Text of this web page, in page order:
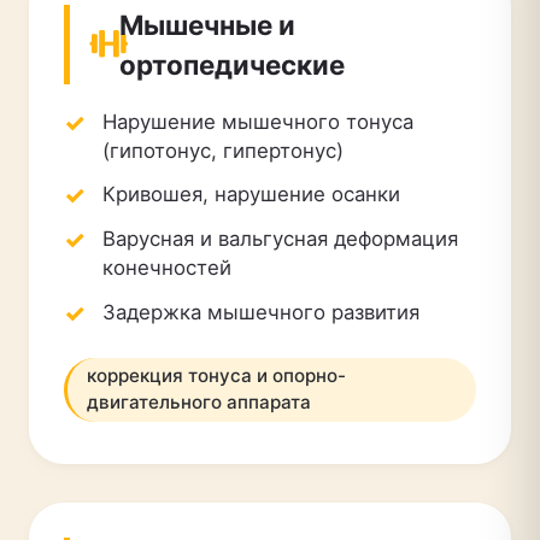
Мышечные и
ортопедические
Нарушение мышечного тонуса
(гипотонус, гипертонус)
Кривошея, нарушение осанки
Варусная и вальгусная деформация
конечностей
Задержка мышечного развития
коррекция тонуса и опорно-
двигательного аппарата